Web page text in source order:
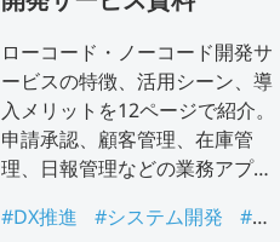
ローコード・ノーコード開発サ
ービスの特徴、活用シーン、導
入メリットを12ページで紹介。
申請承認、顧客管理、在庫管
理、日報管理などの業務アプリ
向けのサービス案内資料です。
#DX推進 #システム開発
#ノ